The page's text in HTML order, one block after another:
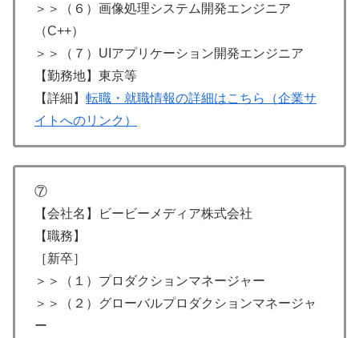
＞＞（６）画像処理システム開発エンジニア
（C++）
＞＞（７）UIアプリケーション開発エンジニア
【勤務地】東京等
【詳細】 転職・就職情報の詳細はこちら（企業サ
イトへのリンク）
⑦
【会社名】ビービーメディア株式会社
【職務】
［新卒］
＞＞（１）プロダクションマネージャー
＞＞（２）グローバルプロダクションマネージャ
ー